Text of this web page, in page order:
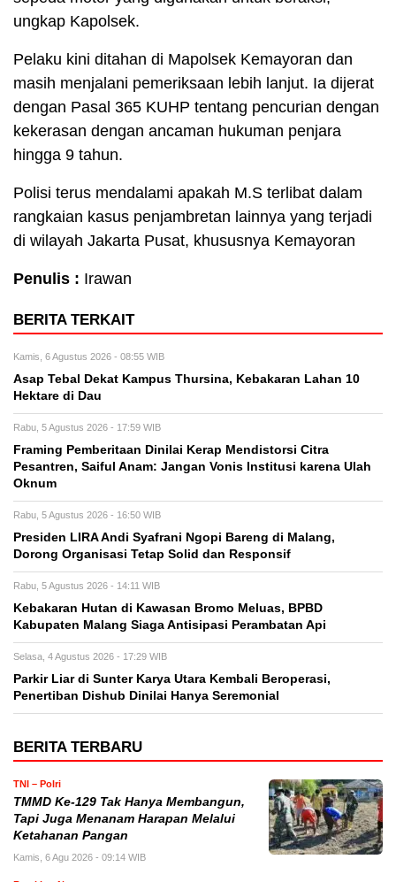
ungkap Kapolsek.
Pelaku kini ditahan di Mapolsek Kemayoran dan
masih menjalani pemeriksaan lebih lanjut. Ia dijerat
dengan Pasal 365 KUHP tentang pencurian dengan
kekerasan dengan ancaman hukuman penjara
hingga 9 tahun.
Polisi terus mendalami apakah M.S terlibat dalam
rangkaian kasus penjambretan lainnya yang terjadi
di wilayah Jakarta Pusat, khususnya Kemayoran
Penulis : Irawan
BERITA TERKAIT
Kamis, 6 Agustus 2026 - 08:55 WIB
Asap Tebal Dekat Kampus Thursina, Kebakaran Lahan 10
Hektare di Dau
Rabu, 5 Agustus 2026 - 17:59 WIB
Framing Pemberitaan Dinilai Kerap Mendistorsi Citra
Pesantren, Saiful Anam: Jangan Vonis Institusi karena Ulah
Oknum
Rabu, 5 Agustus 2026 - 16:50 WIB
Presiden LIRA Andi Syafrani Ngopi Bareng di Malang,
Dorong Organisasi Tetap Solid dan Responsif
Rabu, 5 Agustus 2026 - 14:11 WIB
Kebakaran Hutan di Kawasan Bromo Meluas, BPBD
Kabupaten Malang Siaga Antisipasi Perambatan Api
Selasa, 4 Agustus 2026 - 17:29 WIB
Parkir Liar di Sunter Karya Utara Kembali Beroperasi,
Penertiban Dishub Dinilai Hanya Seremonial
BERITA TERBARU
TNI – Polri
TMMD Ke-129 Tak Hanya Membangun,
Tapi Juga Menanam Harapan Melalui
Ketahanan Pangan
Kamis, 6 Agu 2026 - 09:14 WIB